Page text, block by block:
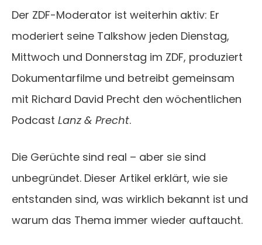
Der ZDF-Moderator ist weiterhin aktiv: Er
moderiert seine Talkshow jeden Dienstag,
Mittwoch und Donnerstag im ZDF, produziert
Dokumentarfilme und betreibt gemeinsam
mit Richard David Precht den wöchentlichen
Podcast Lanz & Precht.
Die Gerüchte sind real – aber sie sind
unbegründet. Dieser Artikel erklärt, wie sie
entstanden sind, was wirklich bekannt ist und
warum das Thema immer wieder auftaucht.